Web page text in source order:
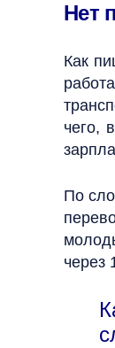
Нет
Как
чего,
По
через